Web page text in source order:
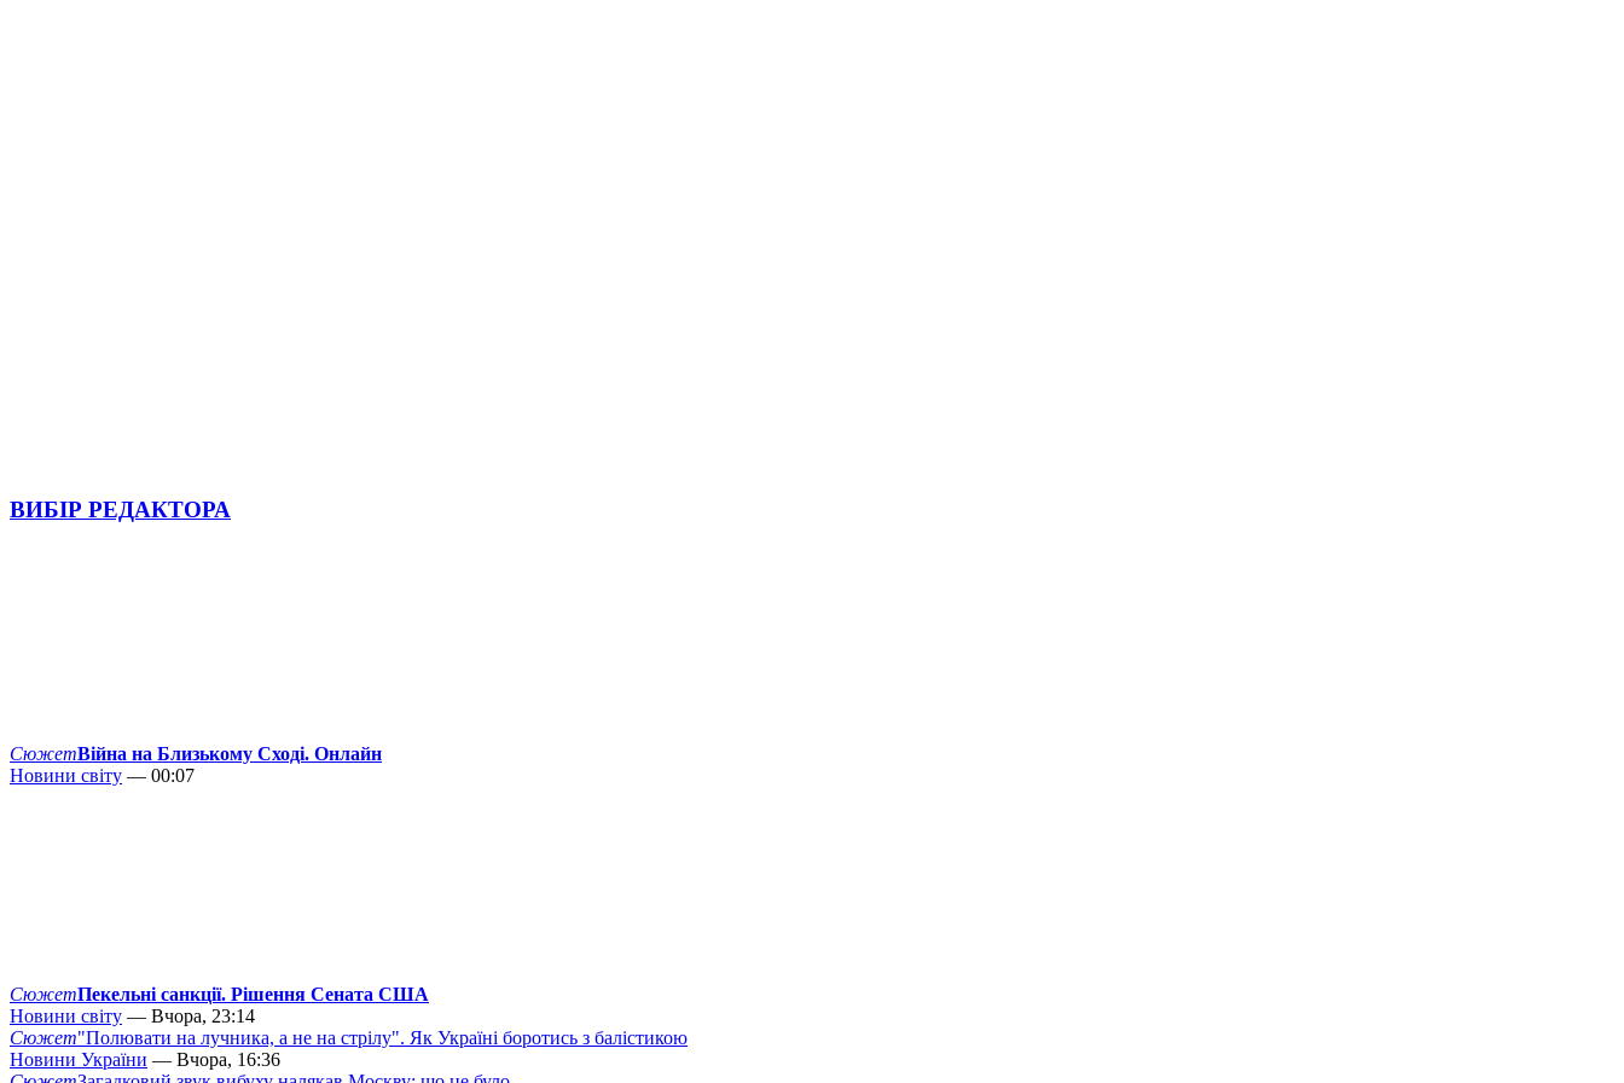
ВИБІР РЕДАКТОРА
СюжетВійна на Близькому Сході. Онлайн
Новини світу — 00:07
СюжетПекельні санкції. Рішення Сената США
Новини світу — Вчора, 23:14
Сюжет"Полювати на лучника, а не на стрілу". Як Україні боротись з балістикою
Новини України — Вчора, 16:36